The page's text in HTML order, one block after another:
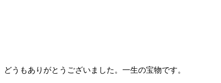
どうもありがとうございました。一生の宝物です。